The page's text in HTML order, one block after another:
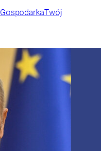
GospodarkaTwój